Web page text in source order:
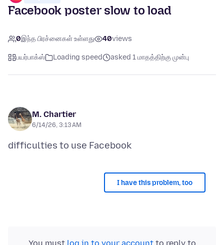
Facebook poster slow to load
0இந்த பிரச்னைகள் உள்ளது 40views
பயர்பாக்ஸ் Loading speed asked 1 மாதத்திற்கு முன்பு
M. Chartier
6/14/26, 3:13 AM
I have this problem, too